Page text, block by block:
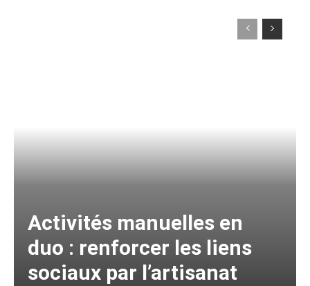
Activités manuelles en
duo : renforcer les liens
sociaux par l’artisanat